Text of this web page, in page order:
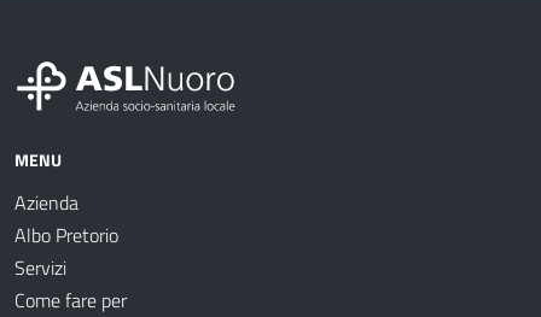
MENU
Azienda
Albo Pretorio
Servizi
Come fare per